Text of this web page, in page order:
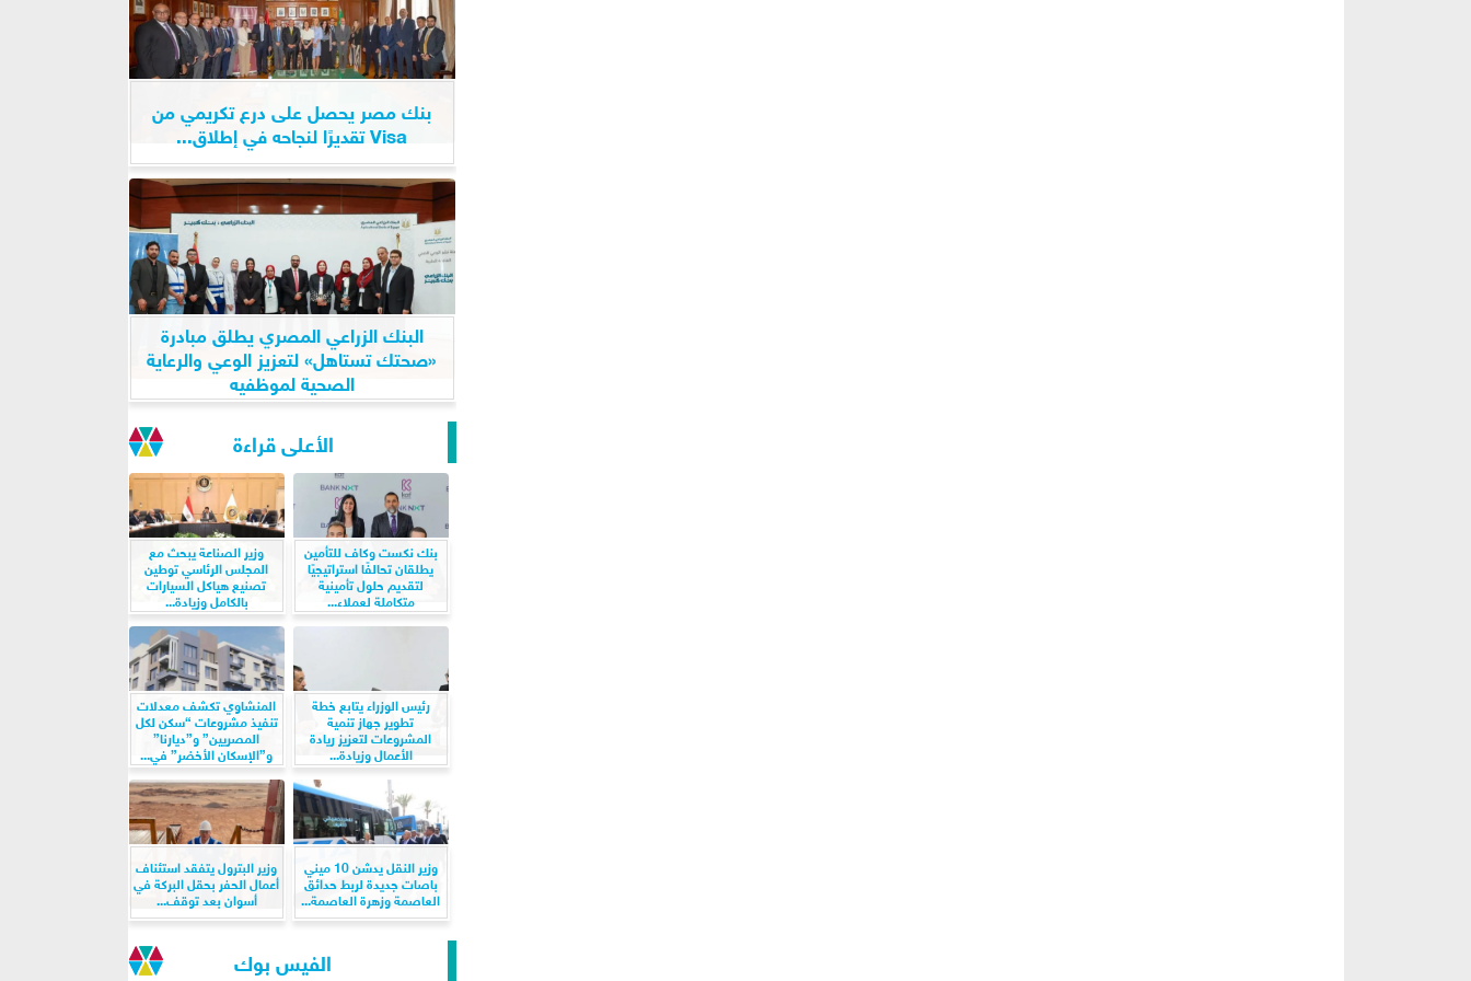
بنك مصر يحصل على درع تكريمي من
Visa تقديرًا لنجاحه في إطلاق...
البنك الزراعي المصري يطلق مبادرة
«صحتك تستاهل» لتعزيز الوعي والرعاية
الصحية لموظفيه
الأعلى قراءة
بنك نكست وكاف للتأمين
يطلقان تحالفًا استراتيجيًا
لتقديم حلول تأمينية
متكاملة لعملاء...
وزير الصناعة يبحث مع
المجلس الرئاسي توطين
تصنيع هياكل السيارات
بالكامل وزيادة...
رئيس الوزراء يتابع خطة
تطوير جهاز تنمية
المشروعات لتعزيز ريادة
الأعمال وزيادة...
المنشاوي تكشف معدلات
تنفيذ مشروعات “سكن لكل
المصريين” و”ديارنا”
و”الإسكان الأخضر” في...
وزير النقل يدشن 10 ميني
باصات جديدة لربط حدائق
العاصمة وزهرة العاصمة...
وزير البترول يتفقد استئناف
أعمال الحفر بحقل البركة في
أسوان بعد توقف...
الفيس بوك